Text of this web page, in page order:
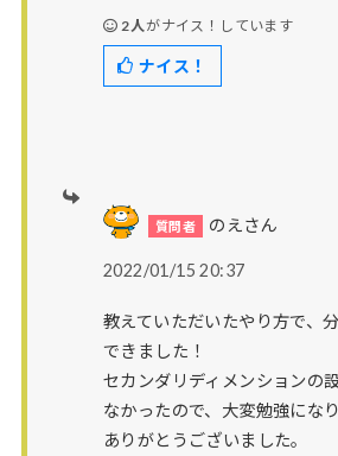
2人がナイス！しています
ナイス！
のえさん
2022/01/15 20:37
教えていただいたやり方で、
できました！
セカンダリディメンションの
なかったので、大変勉強にな
ありがとうございました。